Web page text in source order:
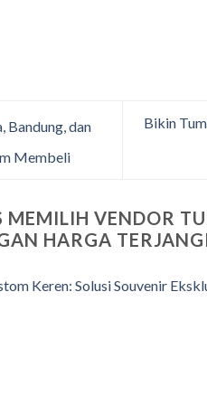
Bandung, dan
Membeli
Bikin
MEMILIH VENDOR
HARGA
Keren: Solusi Souvenir